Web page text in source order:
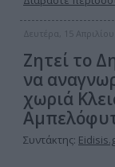
Δευτέρα, 15 Απριλίου
Ζητεί το
να
χωριά
Συντάκτης: